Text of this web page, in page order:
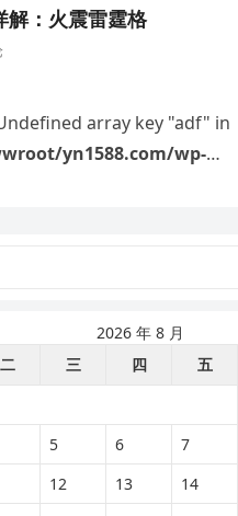
解：火震雷霆格
Undefined array key "adf" in
yn1588.com/wp-
yn1588.com/wp-
Wp keyword link 标签
WordPress插件/
同学习一个禄命古法格局：
条件入下： 1、纳音火命，
2026 年 8 月
二 三 四 五
5 6 7
12 13 14